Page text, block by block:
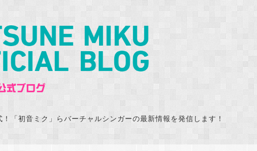
！「初音ミク」らバーチャルシンガーの最新情報を発信します！